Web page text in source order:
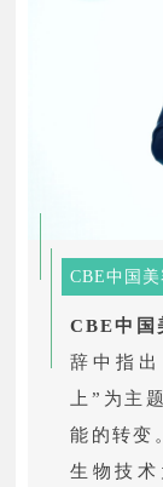
CBE中国
CBE中国
辞中指
上”为主
能的转变
生物技